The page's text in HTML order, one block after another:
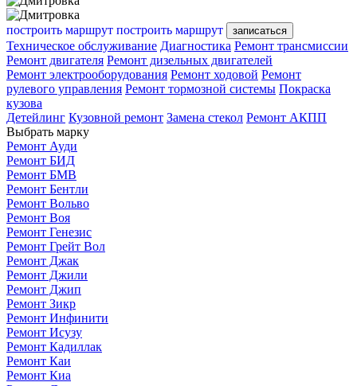
построить маршрут построить маршрут записаться
Техническое обслуживание Диагностика Ремонт трансмиссии
Ремонт двигателя Ремонт дизельных двигателей
Ремонт электрооборудования Ремонт ходовой Ремонт
рулевого управления Ремонт тормозной системы Покраска
кузова
Детейлинг Кузовной ремонт Замена стекол Ремонт АКПП
Выбрать марку
Ремонт Ауди
Ремонт БИД
Ремонт БМВ
Ремонт Бентли
Ремонт Вольво
Ремонт Воя
Ремонт Генезис
Ремонт Грейт Вол
Ремонт Джак
Ремонт Джили
Ремонт Джип
Ремонт Зикр
Ремонт Инфинити
Ремонт Исузу
Ремонт Кадиллак
Ремонт Каи
Ремонт Киа